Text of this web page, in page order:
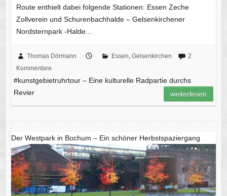
Route enthielt dabei folgende Stationen: Essen Zeche
Zollverein und Schurenbachhalde – Gelsenkirchener
Nordsternpark -Halde…
Thomas Dörmann Essen Gelsenkirchen
2
Kommentare
#kunstgebietruhrtour – Eine kulturelle Radpartie durchs
Revier
weiterlesen
Der Westpark in Bochum – Ein schöner Herbstspaziergang